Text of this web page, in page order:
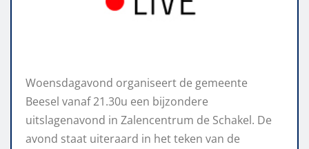
Woensdagavond organiseert de gemeente
Beesel vanaf 21.30u een bijzondere
uitslagenavond in Zalencentrum de Schakel. De
avond staat uiteraard in het teken van de